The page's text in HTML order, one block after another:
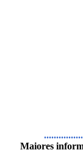
Maiores